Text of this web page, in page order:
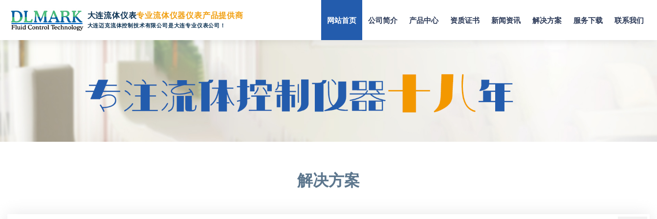
大连流体仪表专业流体仪器仪表产品提供商
大连迈克流体控制技术有限公司是大连专业仪表公司！
网站首页 公司简介 产品中心 资质证书 新闻资讯 解决方案 服务下载 联系我们
解决方案